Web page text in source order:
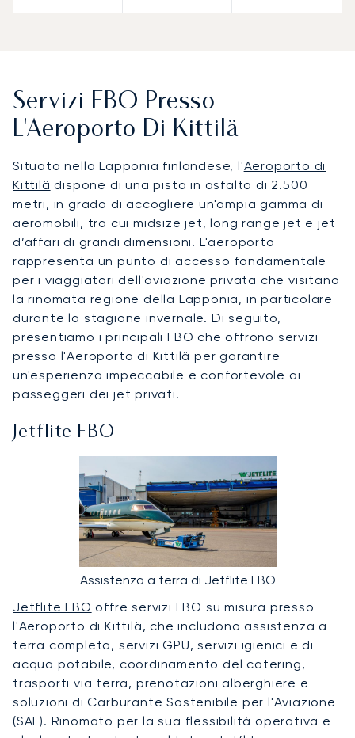
Servizi FBO Presso
L'Aeroporto Di Kittilä
Situato nella Lapponia finlandese, l'Aeroporto di
Kittilä dispone di una pista in asfalto di 2.500
metri, in grado di accogliere un'ampia gamma di
aeromobili, tra cui midsize jet, long range jet e jet
d’affari di grandi dimensioni. L'aeroporto
rappresenta un punto di accesso fondamentale
per i viaggiatori dell'aviazione privata che visitano
la rinomata regione della Lapponia, in particolare
durante la stagione invernale. Di seguito,
presentiamo i principali FBO che offrono servizi
presso l'Aeroporto di Kittilä per garantire
un'esperienza impeccabile e confortevole ai
passeggeri dei jet privati.
Jetflite FBO
Assistenza a terra di Jetflite FBO
Jetflite FBO offre servizi FBO su misura presso
l'Aeroporto di Kittilä, che includono assistenza a
terra completa, servizi GPU, servizi igienici e di
acqua potabile, coordinamento del catering,
trasporti via terra, prenotazioni alberghiere e
soluzioni di Carburante Sostenibile per l'Aviazione
(SAF). Rinomato per la sua flessibilità operativa e